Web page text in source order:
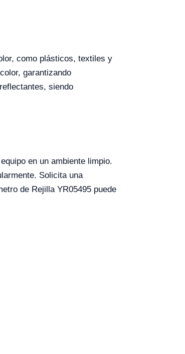
como plásticos, textiles y
garantizando
siendo
en un ambiente limpio.
Solicita una
de Rejilla YR05495 puede